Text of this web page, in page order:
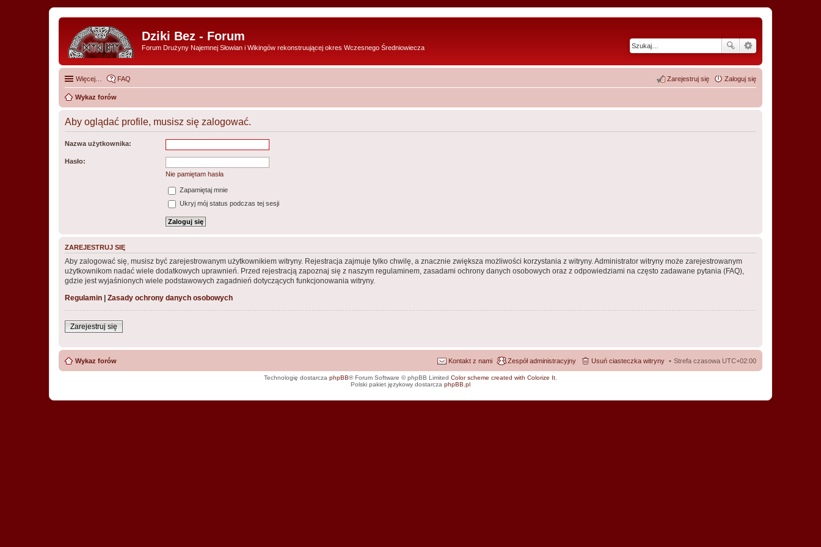
Dziki Bez - Forum
Forum Drużyny Najemnej Słowian i Wikingów rekonstruującej okres Wczesnego Średniowiecza
Więcej… FAQ Zaloguj się
Zarejestruj się
Wykaz forów
Aby oglądać profile, musisz się zalogować.
Nazwa użytkownika:
Hasło:
Nie pamiętam hasła
Zapamiętaj mnie
Ukryj mój status podczas tej sesji
ZAREJESTRUJ SIĘ
Aby zalogować się, musisz być zarejestrowanym użytkownikiem witryny. Rejestracja zajmuje tylko chwilę, a znacznie zwiększa możliwości korzystania z witryny. Administrator witryny może zarejestrowanym
użytkownikom nadać wiele dodatkowych uprawnień. Przed rejestracją zapoznaj się z naszym regulaminem, zasadami ochrony danych osobowych oraz z odpowiedziami na często zadawane pytania (FAQ),
gdzie jest wyjaśnionych wiele podstawowych zagadnień dotyczących funkcjonowania witryny.
Regulamin
Zasady ochrony danych osobowych
Zarejestruj się
Wykaz forów Strefa czasowa UTC+02:00
Usuń ciasteczka witryny
Zespół administracyjny
Kontakt z nami
Technologię dostarcza phpBB® Forum Software © phpBB Limited Color scheme created with Colorize It
Polski pakiet językowy dostarcza phpBB.pl